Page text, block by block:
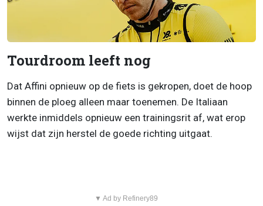
Tourdroom leeft nog
Dat Affini opnieuw op de fiets is gekropen, doet de hoop
binnen de ploeg alleen maar toenemen. De Italiaan
werkte inmiddels opnieuw een trainingsrit af, wat erop
wijst dat zijn herstel de goede richting uitgaat.
▼ Ad by Refinery89